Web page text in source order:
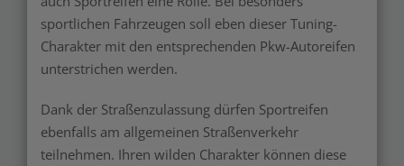
sportlichen Fahrzeugen soll eben dieser Tuning-
Charakter mit den entsprechenden Pkw-Autoreifen
unterstrichen werden.
Dank der Straßenzulassung dürfen Sportreifen
ebenfalls am allgemeinen Straßenverkehr
teilnehmen. Ihren wilden Charakter können diese